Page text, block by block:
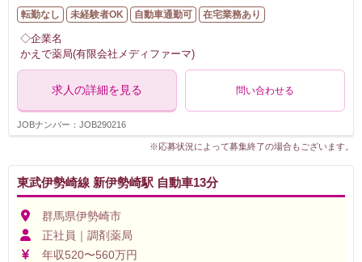
転勤なし 未経験者OK 自動車通勤可 在宅業務あり
◇企業名
かえで薬局(有限会社メディファーマ)
求人の詳細を見る 問い合わせる
JOBナンバー：JOB290216
※応募状況によって募集終了の場合もございます。
東武伊勢崎線 新伊勢崎駅 自動車13分
群馬県伊勢崎市
正社員｜調剤薬局
年収520〜560万円